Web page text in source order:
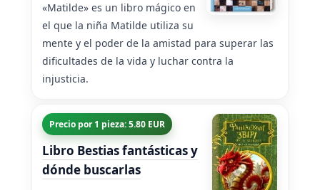
«Matilde» es un libro mágico en
el que la niña Matilde utiliza su
mente y el poder de la amistad para superar las
dificultades de la vida y luchar contra la
injusticia.
Precio por 1 pieza: 5.80 EUR
Libro Bestias fantásticas y
dónde buscarlas